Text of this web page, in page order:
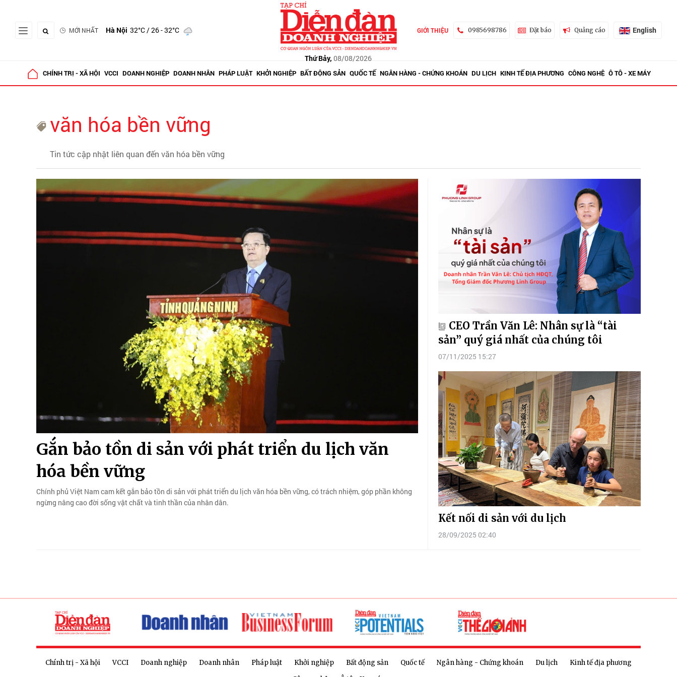
MỚI NHẤT Hà Nội 32°C/ 26 - 32°C
Thứ Bảy, 08/08/2026
GIỚI THIỆU 0985698786 Đặt báo Quảng cáo English
CHÍNH TRỊ - XÃ HỘI VCCI DOANH NGHIỆP DOANH NHÂN PHÁP LUẬT KHỞI NGHIỆP BẤT ĐỘNG SẢN QUỐC TẾ NGÂN HÀNG - CHỨNG KHOÁN DU LỊCH KINH TẾ ĐỊA PHƯƠNG CÔNG NGHỆ Ô TÔ - XE MÁY
văn hóa bền vững
Tin tức cập nhật liên quan đến văn hóa bền vững
Gắn bảo tồn di sản với phát triển du lịch văn
hóa bền vững
Chính phủ Việt Nam cam kết gắn bảo tồn di sản với phát triển du lịch văn hóa bền vững, có trách nhiệm, góp phần không
ngừng nâng cao đời sống vật chất và tinh thần của nhân dân.
CEO Trần Văn Lê: Nhân sự là “tài
sản” quý giá nhất của chúng tôi
07/11/2025 15:27
Kết nối di sản với du lịch
28/09/2025 02:40
Chính trị - Xã hội VCCI Doanh nghiệp Doanh nhân Pháp luật Khởi nghiệp Bất động sản Quốc tế Ngân hàng - Chứng khoán Du lịch
Kinh tế địa phương